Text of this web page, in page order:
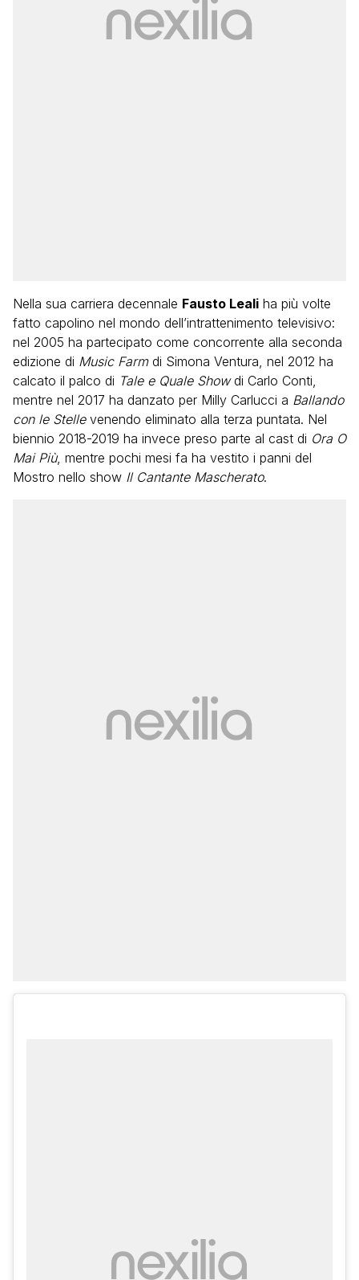
Nella sua carriera decennale Fausto Leali ha più volte
fatto capolino nel mondo dell’intrattenimento televisivo:
nel 2005 ha partecipato come concorrente alla seconda
edizione di Music Farmdi Simona Ventura, nel 2012 ha
calcato il palco di Tale e Quale Showdi Carlo Conti,
mentre nel 2017 ha danzato per Milly Carlucci a Ballando
con le Stellevenendo eliminato alla terza puntata. Nel
biennio 2018-2019 ha invece preso parte al cast di Ora O
Mai Più, mentre pochi mesi fa ha vestito i panni del
Mostro nello show Il Cantante Mascherato.